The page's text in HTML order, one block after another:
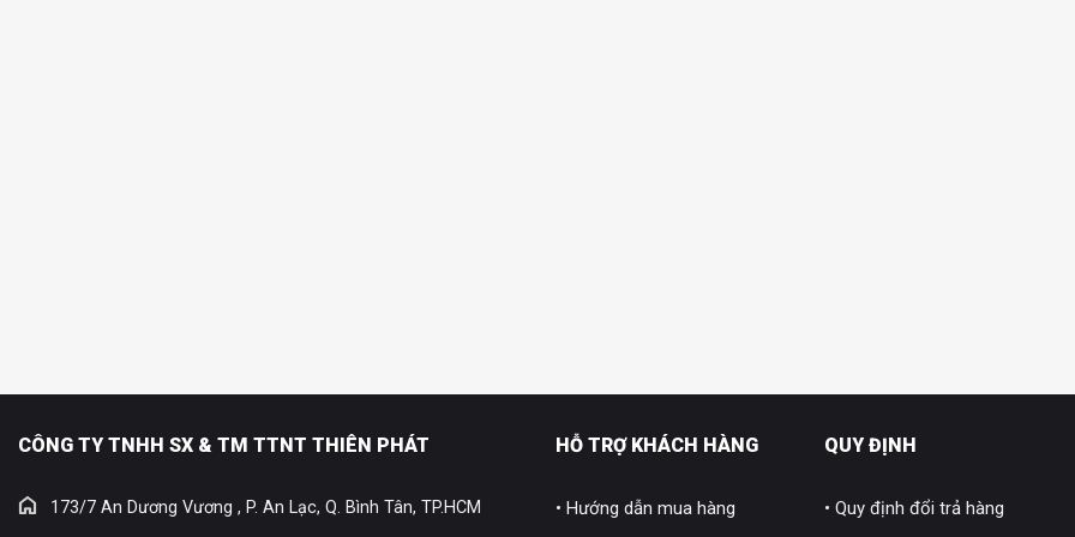
CÔNG TY TNHH SX & TM TTNT THIÊN PHÁT
173/7 An Dương Vương , P. An Lạc, Q. Bình Tân, TP.HCM
HỖ TRỢ KHÁCH HÀNG
• Hướng dẫn mua hàng
QUY ĐỊNH
• Quy định đổi trả hàng